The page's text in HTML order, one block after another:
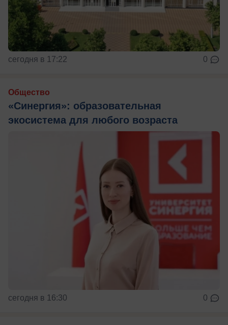
сегодня в 17:22 0
Общество
«Синергия»: образовательная
экосистема для любого возраста
сегодня в 16:30 0